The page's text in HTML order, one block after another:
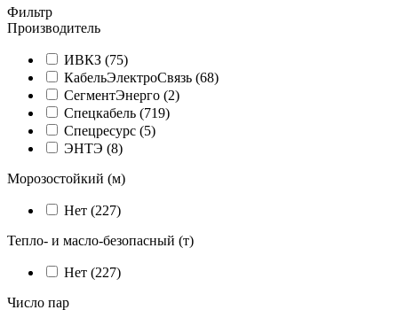
Фильтр
Производитель
ИВКЗ (75)
КабельЭлектроСвязь (68)
СегментЭнерго (2)
Спецкабель (719)
Спецресурс (5)
ЭНТЭ (8)
Морозостойкий (м)
Нет (227)
Тепло- и масло-безопасный (т)
Нет (227)
Число пар